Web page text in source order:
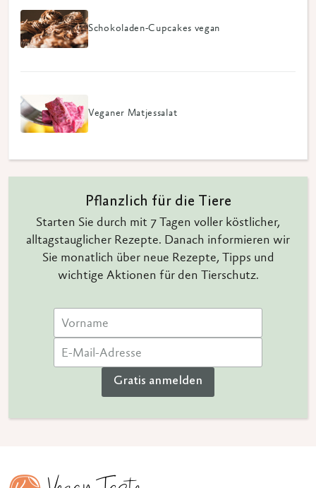
Schokoladen-Cupcakes vegan
Veganer Matjessalat
Pflanzlich für die Tiere
Starten Sie durch mit 7 Tagen voller köstlicher,
alltagstauglicher Rezepte. Danach informieren wir
Sie monatlich über neue Rezepte, Tipps und
wichtige Aktionen für den Tierschutz.
Gratis anmelden